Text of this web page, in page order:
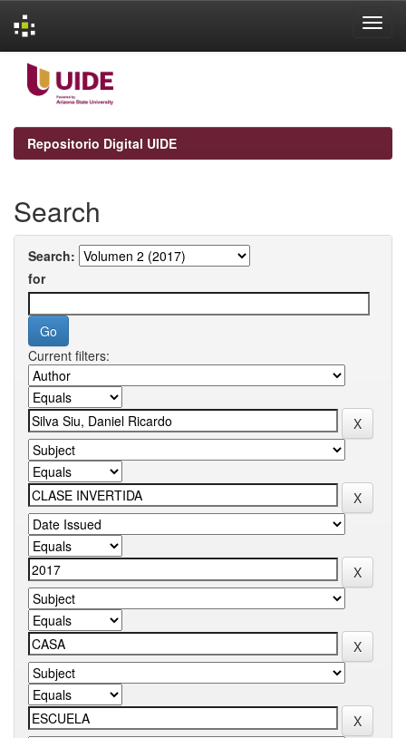
navigation
Repositorio Digital UIDE
Search
Search:
for
Current filters: